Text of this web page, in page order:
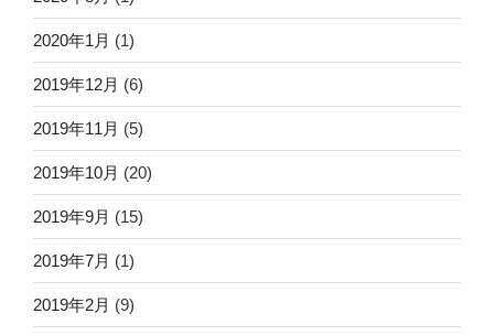
2020年1月 (1)
2019年12月 (6)
2019年11月 (5)
2019年10月 (20)
2019年9月 (15)
2019年7月 (1)
2019年2月 (9)